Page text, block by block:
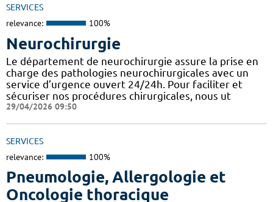
SERVICES
relevance: 100%
Neurochirurgie
Le département de neurochirurgie assure la prise en
charge des pathologies neurochirurgicales avec un
service d’urgence ouvert 24/24h. Pour faciliter et
sécuriser nos procédures chirurgicales, nous ut
29/04/2026 09:50
SERVICES
relevance: 100%
Pneumologie, Allergologie et
Oncologie thoracique